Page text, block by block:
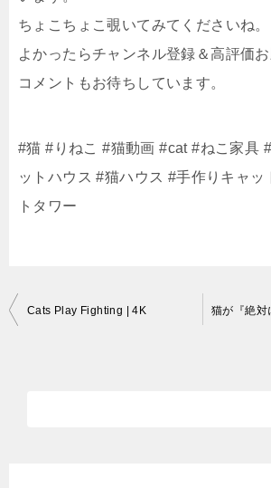
ちょこちょこ覗いてみてくださいね。
よかったらチャンネル登録＆高評価お
コメントもお待ちしています。
#猫 #りねこ #猫動画 #cat #ねこ家具
ットハウス #猫ハウス #手作りキャッ
トタワー
投
Cats Play Fighting | 4K